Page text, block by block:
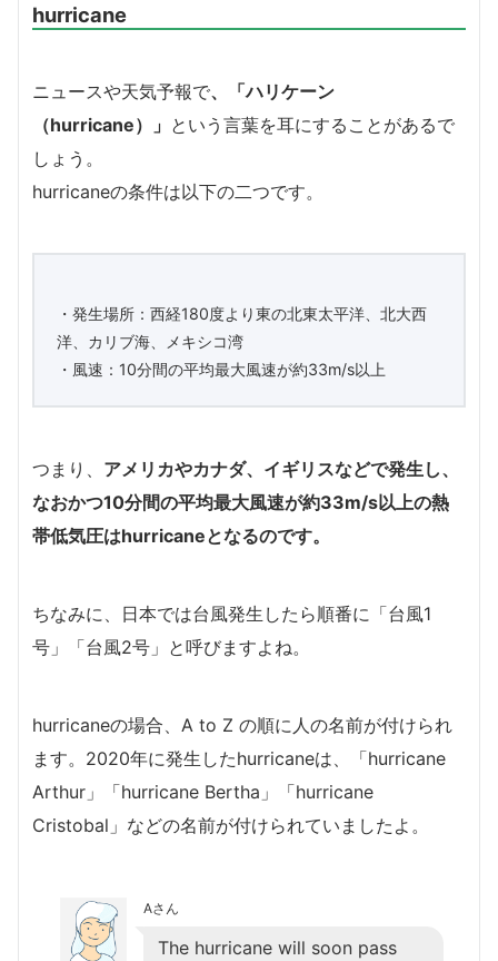
hurricane
ニュースや天気予報で、
「ハリケーン
（hurricane）」 という言葉を耳にすることがあるで
しょう。
hurricaneの条件は以下の二つです。
・発生場所：西経180度より東の北東太平洋、北大西
洋、カリブ海、メキシコ湾
・風速：10分間の平均最大風速が約33m/s以上
つまり、 アメリカやカナダ、イギリスなどで発生し、
なおかつ10分間の平均最大風速が約33m/s以上の熱
帯低気圧はhurricaneとなるのです。
ちなみに、日本では台風発生したら順番に「台風1
号」「台風2号」と呼びますよね。
hurricaneの場合、A to Z の順に人の名前が付けられ
ます。2020年に発生したhurricaneは、「hurricane
Arthur」「hurricane Bertha」「hurricane
Cristobal」などの名前が付けられていましたよ。
Aさん
The hurricane will soon pass